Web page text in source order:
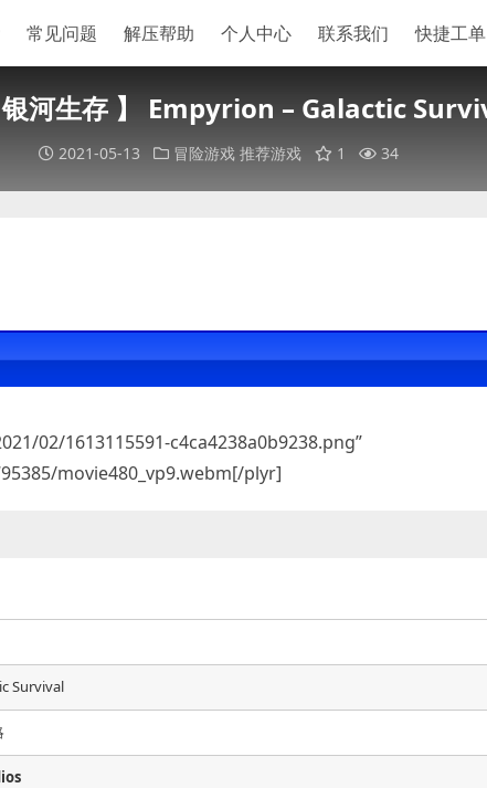
常见问题 解压帮助 个人中心 联系我们 快捷工单
银河生存 】 Empyrion – Galactic
2021-05-13 冒险游戏 推荐游戏 1 34
02/1613115591-c4ca4238a0b9238.png”
movie480_vp9.webm[/plyr]
Survival